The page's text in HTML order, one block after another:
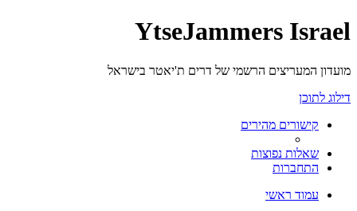
YtseJammers Israel
מועדון המעריצים הרשמי של דרים ת'יאטר בישראל
דילוג לתוכן
קישורים מהירים
שאלות נפוצות
התחברות
עמוד ראשי